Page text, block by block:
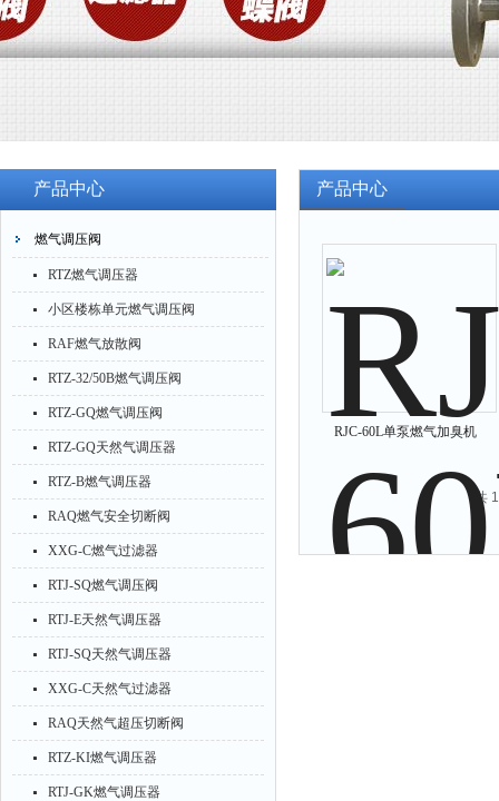
产品中心
燃气调压阀
RTZ燃气调压器
小区楼栋单元燃气调压阀
RAF燃气放散阀
RTZ-32/50B燃气调压阀
RTZ-GQ燃气调压阀
RTZ-GQ天然气调压器
RTZ-B燃气调压器
RAQ燃气安全切断阀
XXG-C燃气过滤器
RTJ-SQ燃气调压阀
RTJ-E天然气调压器
RTJ-SQ天然气调压器
XXG-C天然气过滤器
RAQ天然气超压切断阀
RTZ-KI燃气调压器
RTJ-GK燃气调压器
产品中心
RJC-60L单泵燃气加臭机
共